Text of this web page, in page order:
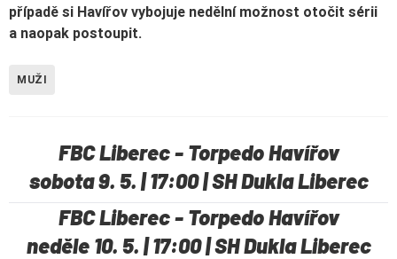
případě si Havířov vybojuje nedělní možnost otočit sérii
a naopak postoupit.
MUŽI
FBC Liberec - Torpedo Havířov
sobota 9. 5. | 17:00 | SH Dukla Liberec
FBC Liberec - Torpedo Havířov
neděle 10. 5. | 17:00 | SH Dukla Liberec